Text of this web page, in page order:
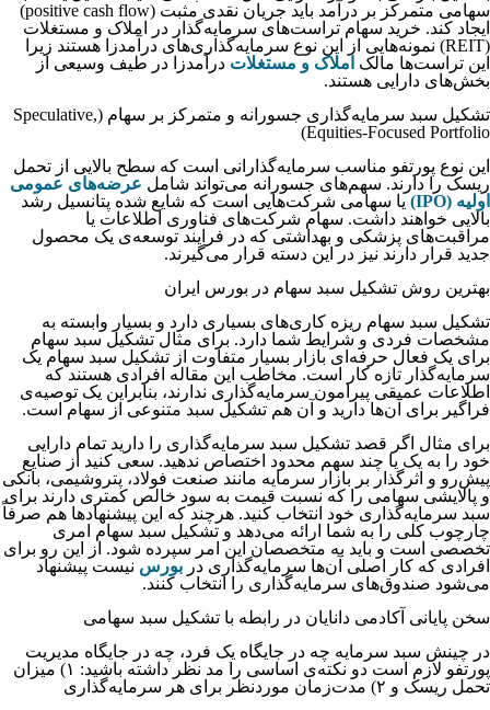
سهامی متمرکز بر درآمد باید جریان نقدی مثبت (positive cash flow)
ایجاد کند. خرید سهام تراست‌های سرمایه‌گذار در املاک و مستغلات
(REIT) نمونه‌هایی از این نوع سرمایه‌گذاری‌های درآمدزا هستند زیرا
این تراست‌ها مالک املاک و مستغلات درآمدزا در طیف وسیعی از
بخش‌های دارایی هستند.
تشکیل سبد سرمایه‌گذاری جسورانه و متمرکز بر سهام (Speculative,
Equities-Focused Portfolio)
این نوع پورتفو مناسب سرمایه‌گذارانی است که سطح بالایی از تحمل
ریسک را دارند. سهم‌های جسورانه می‌تواند شامل عرضه‌های عمومی
اولیه (IPO)
یا سهامی شرکت‌هایی است که شایع شده پتانسیل رشد
بالایی خواهند داشت. سهام شرکت‌های فناوری اطلاعات یا
مراقبت‌های پزشکی و بهداشتی که در فرایند توسعه‌ی یک محصول
جدید قرار دارند نیز در این دسته قرار می‌گیرند.
بهترین روش تشکیل سبد سهام در بورس ایران
تشکیل سبد سهام ریزه‌ کاری‌های بسیاری دارد و بسیار وابسته به
مشخصات فردی و شرایط شما دارد. برای مثال تشکیل سبد سهام
برای یک فعال حرفه‌ای بازار بسیار متفاوت از تشکیل سبد سهام یک
سرمایه‌گذار تازه کار است. مخاطب این مقاله افرادی هستند که
اطلاعات عمیقی پیرامون سرمایه‌گذاری ندارند، بنابراین یک توصیه‌ی
فراگیر برای آن‌ها دارید و آن هم تشکیل سبد متنوعی از سهام است.
برای مثال اگر قصد تشکیل سبد سرمایه‌گذاری را دارید تمام دارایی
خود را به یک یا چند سهم محدود اختصاص ندهید. سعی کنید از صنایع
پیش‌رو و اثرگذار بر بازار سرمایه مانند صنعت فولاد، پتروشیمی، بانکی
و پالایشی سهامی را که نسبت قیمت به سود خالص کمتری دارند برای
سبد سرمایه‌گذاری خود انتخاب کنید. هرچند که این پیشنهادها هم صرفاً
چارچوب کلی را به شما ارائه می‌دهد و تشکیل سبد سهام امری
تخصصی است و باید به متخصصان این امر سپرده شود. از این رو برای
افرادی که کار اصلی آن‌ها سرمایه‌گذاری در بورس نیست پیشنهاد
می‌شود صندوق‌های سرمایه‌گذاری را انتخاب کنند.
سخن پایانی آکادمی دانایان در رابطه با تشکیل سبد سهامی
در چینش سبد سرمایه چه در جایگاه یک فرد، چه در جایگاه مدیریت
پورتفو لازم است دو نکته‌ی اساسی را مد نظر داشته باشید: ۱) میزان
تحمل ریسک و ۲) مدت‌زمان موردنظر برای هر سرمایه‌گذاری